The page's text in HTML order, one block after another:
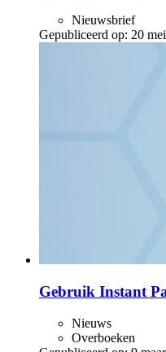
Nieuwsbrief
Gepubliceerd op: 20
Gebruik Instant
Nieuws
Overboeken